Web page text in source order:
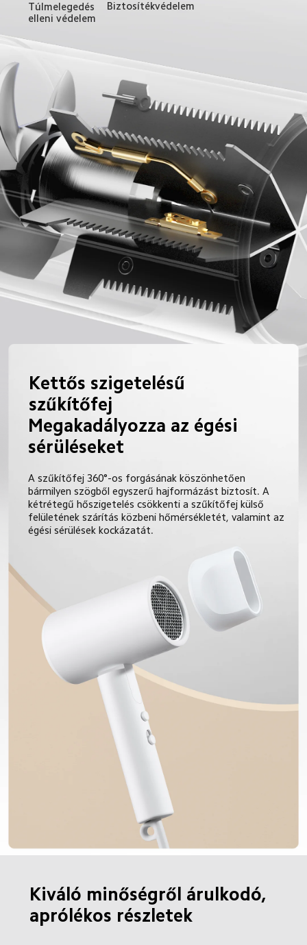
Túlmelegedés
elleni védelem
Biztosítékvédelem
Kettős szigetelésű
szűkítőfej
Megakadályozza az égési
sérüléseket
A szűkítőfej 360°-os forgásának köszönhetően
bármilyen szögből egyszerű hajformázást biztosít. A
kétrétegű hőszigetelés csökkenti a szűkítőfej külső
felületének szárítás közbeni hőmérsékletét, valamint az
égési sérülések kockázatát.
Kiváló minőségről árulkodó,
aprólékos részletek